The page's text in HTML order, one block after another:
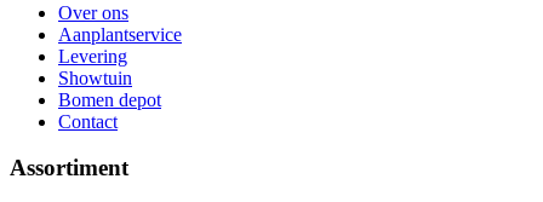
Over ons
Aanplantservice
Levering
Showtuin
Bomen depot
Contact
Assortiment